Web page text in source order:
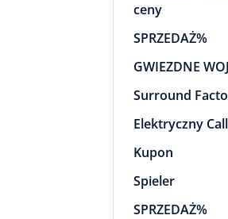
ceny
SPRZEDAŻ%
GWIEZDNE
Surround
Elektryczny
Kupon
Spieler
SPRZEDAŻ%